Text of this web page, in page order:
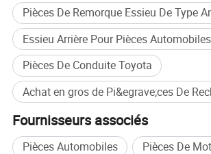
Pièces De Remorque Essieu De Type
Essieu Arrière Pour Pièces Automobiles
Pièces De Conduite Toyota
Fournisseurs associés
Pièces Automobiles
Pièces De